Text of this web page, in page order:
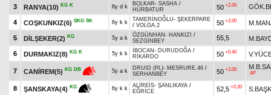
3 RANYA(10) KG K 6y d k BOLKAR- SASHA /
HÜRBATUR
50 +2.00
4 COŞKUNKIZ(6) SKG SK 6y k k TAMERİNOĞLU- ŞEKERPARE
/ VOLGA.2 50 +2.00
5 DİLŞEKER(2) KG 5y a k ÖZGÜNHAN - HANKIZI /
SEZGİNBEY
55,5
6 DURMAKIZ(8) KG K 5y k k İBOCAN - DURUDOĞA /
RİKARDO
50 +0.40
7 CANİREM(5) KG DB 5y a k DRUID (PL)- MESRURE.46 /
SERHANBEY
50 +2.00
AP
8 ŞANSKAYA(4) KG 6y k k ALİREİS- ŞANLIKAYA /
EĞRİCE
52,5 +0.20